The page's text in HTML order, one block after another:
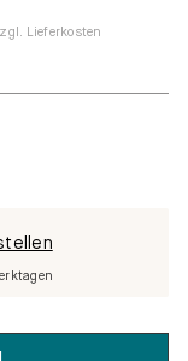
Lieferkosten